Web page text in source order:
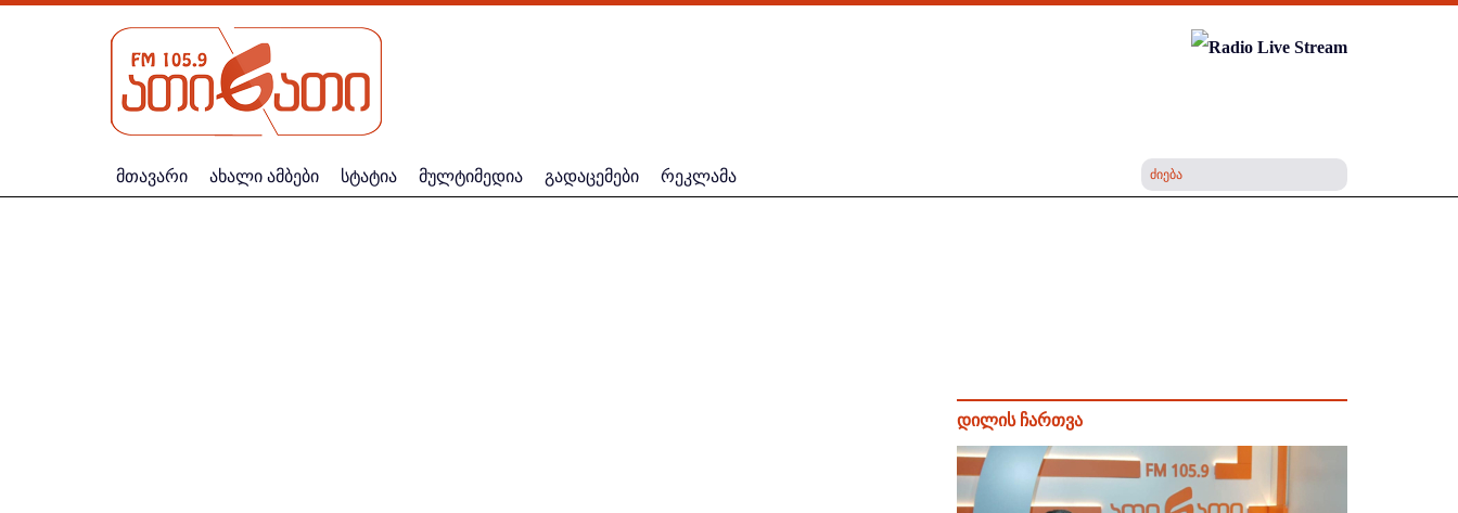
მთავარი ახალი ამბები სტატია მულტიმედია გადაცემები რეკლამა
დილის ჩართვა